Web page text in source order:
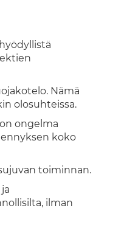
Nämä
olosuhteissa.
ongelma
koko
toiminnan.
ilman